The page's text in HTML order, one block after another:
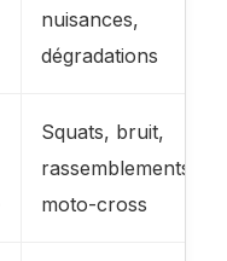
nuisances,
dégradations
Squats, bruit,
rassemblements,
moto-cross